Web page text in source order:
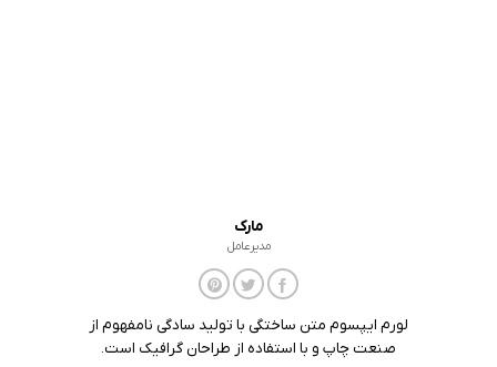
مارک
مدیرعامل
لورم ایپسوم متن ساختگی با تولید سادگی نامفهوم از
صنعت چاپ و با استفاده از طراحان گرافیک است.